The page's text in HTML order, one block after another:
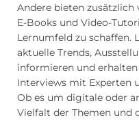
Andere bieten
E-Books und Video-
Lernumfeld zu schaffen.
aktuelle Trends,
informieren und
Interviews mit Experten
Ob es um digitale oder
Vielfalt der Themen und